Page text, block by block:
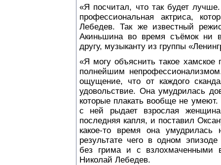
«Я посчитал, что так будет
профессиональная актриса,
Лебедев. Так же известный
Акиньшина во время съёмок ни
другу, музыканту из группы
«Я могу объяснить такое
полнейшим
ощущение, что от каждого
удовольствие. Она умудрилась
которые плакать вообще не
с ней рыдает взрослая
последняя капля, и поставил
какое-то время она
результате чего в одном
без грима и с взлохмаченными
Николай Лебедев.